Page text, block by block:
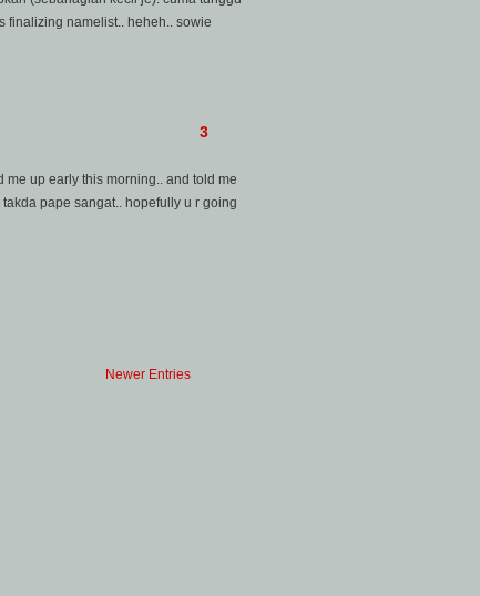
finalizing namelist.. heheh.. sowie
3
up early this morning.. and told me
pape sangat.. hopefully u r going
Newer Entries